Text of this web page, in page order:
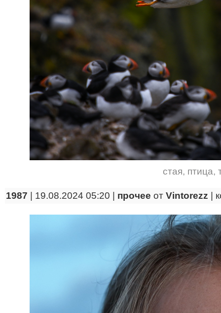
стая, птица,
1987 | 19.08.2024 05:20 | прочее от Vintorezz